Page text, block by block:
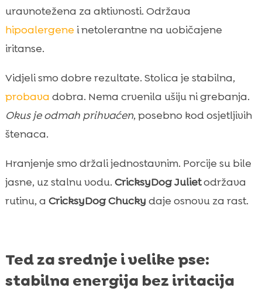
uravnotežena za aktivnosti. Održava
hipoalergene i netolerantne na uobičajene
iritanse.
Vidjeli smo dobre rezultate. Stolica je stabilna,
probava dobra. Nema crvenila ušiju ni grebanja.
Okus je odmah prihvaćen, posebno kod osjetljivih
štenaca.
Hranjenje smo držali jednostavnim. Porcije su bile
jasne, uz stalnu vodu. CricksyDog Julietodržava
rutinu, a CricksyDog Chucky daje osnovu za rast.
Ted za srednje i velike pse:
stabilna energija bez iritacija